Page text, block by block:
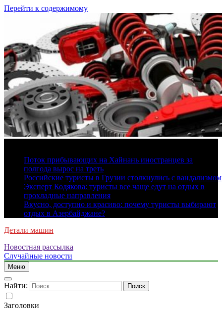
Перейти к содержимому
Поток прибывающих на Хайнань иностранцев за
полгода вырос на треть
Российские туристы в Грузии столкнулись с вандализмом
Эксперт Кодякова: туристы все чаще едут на отдых в
прохладные направления
Вкусно, доступно и красиво: почему туристы выбирают
отдых в Азербайджане?
Детали машин
Новостная рассылка
Случайные новости
Меню
Найти:
Заголовки